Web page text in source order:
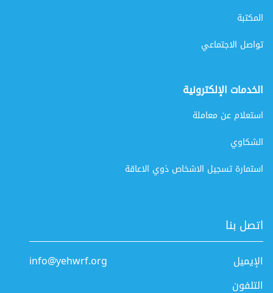
المكتبة
تواصل الاجتماعي
الخدمات الإلكترونية
استعلام عن معاملة
الشكاوي
استمارة تسجيل الاشخاص ذوي الاعاقة
اتصل بنا
الإيميل
info@yehwrf.org
التلفون